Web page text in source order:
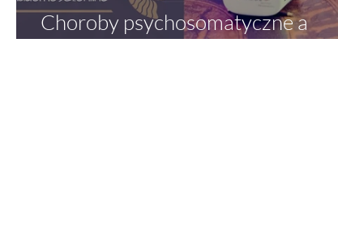
Choroby psychosomatyczne a